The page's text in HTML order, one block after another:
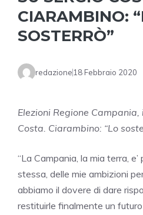
CIARAMBINO:
SOSTERRÒ”
redazione 18 Febbraio 2020
Elezioni Regione
Costa. Ciarambino: “Lo
“La Campania, la mia terra,
stessa, delle mie ambizioni
abbiamo il dovere di dare
restituirle finalmente un futuro